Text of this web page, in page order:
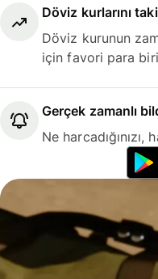
Döviz kurlarını
Döviz kurunun
için favori para
Gerçek zamanlı
Ne harcadığınızı,